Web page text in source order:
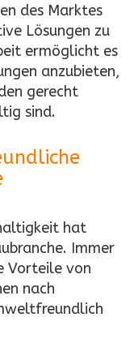
des Marktes
Lösungen zu
ermöglicht es
anzubieten,
gerecht
sind.
hat
Immer
Vorteile von
nach